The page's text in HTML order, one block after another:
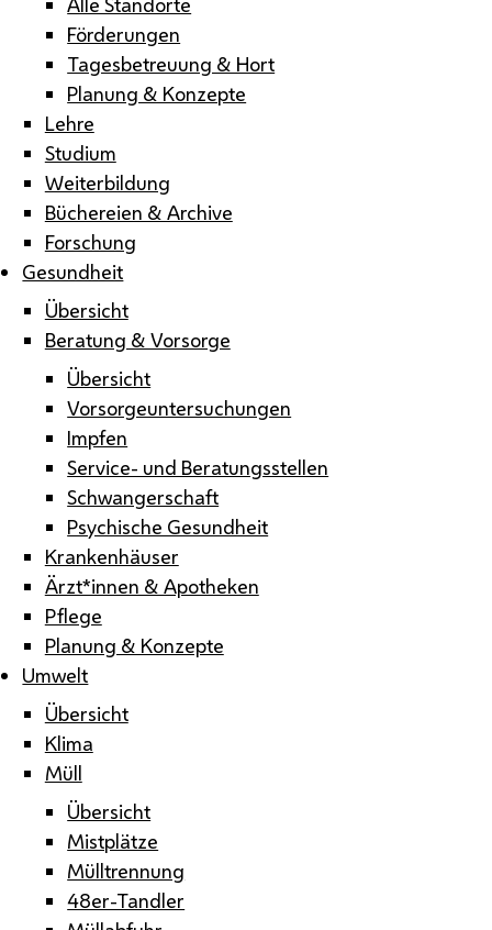
Förderungen
Tagesbetreuung & Hort
Planung & Konzepte
Lehre
Studium
Weiterbildung
Büchereien & Archive
Forschung
Gesundheit
Übersicht
Beratung & Vorsorge
Übersicht
Vorsorgeuntersuchungen
Impfen
Service- und Beratungsstellen
Schwangerschaft
Psychische Gesundheit
Krankenhäuser
Ärzt*innen & Apotheken
Pflege
Planung & Konzepte
Umwelt
Übersicht
Klima
Müll
Übersicht
Mistplätze
Mülltrennung
48er-Tandler